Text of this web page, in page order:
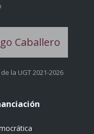
la UGT 2021-2026